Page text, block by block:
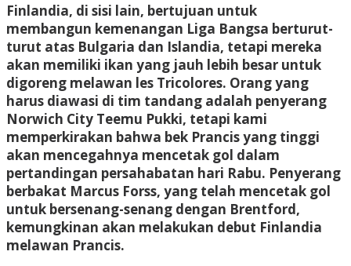
Finlandia, di sisi lain, bertujuan untuk
membangun kemenangan Liga Bangsa berturut-
turut atas Bulgaria dan Islandia, tetapi mereka
akan memiliki ikan yang jauh lebih besar untuk
digoreng melawan les Tricolores. Orang yang
harus diawasi di tim tandang adalah penyerang
Norwich City Teemu Pukki, tetapi kami
memperkirakan bahwa bek Prancis yang tinggi
akan mencegahnya mencetak gol dalam
pertandingan persahabatan hari Rabu. Penyerang
berbakat Marcus Forss, yang telah mencetak gol
untuk bersenang-senang dengan Brentford,
kemungkinan akan melakukan debut Finlandia
melawan Prancis.